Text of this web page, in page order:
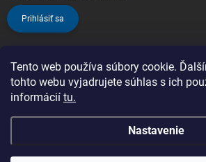
Tento web používa súbory cookie.
tohto webu vyjadrujete súhlas s ich
informácií tu.
Nastavenie
Prihlásiť sa
Copyright 2026ProChem.sk - Oficiálny